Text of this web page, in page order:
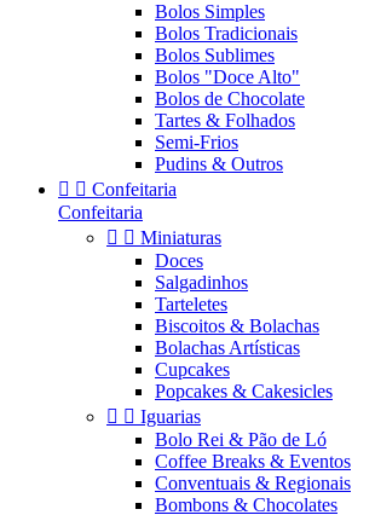
Bolos Simples
Bolos Tradicionais
Bolos Sublimes
Bolos "Doce Alto"
Bolos de Chocolate
Tartes & Folhados
Semi-Frios
Pudins & Outros
  Confeitaria
Confeitaria
  Miniaturas
Doces
Salgadinhos
Tarteletes
Biscoitos & Bolachas
Bolachas Artísticas
Cupcakes
Popcakes & Cakesicles
  Iguarias
Bolo Rei & Pão de Ló
Coffee Breaks & Eventos
Conventuais & Regionais
Bombons & Chocolates